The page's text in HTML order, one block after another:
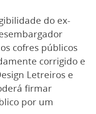
do ex-
cofres públicos
corrigido e
Letreiros e
firmar
por um